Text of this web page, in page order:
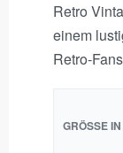
Retro
einem
Retro-
GRÖSSE IN